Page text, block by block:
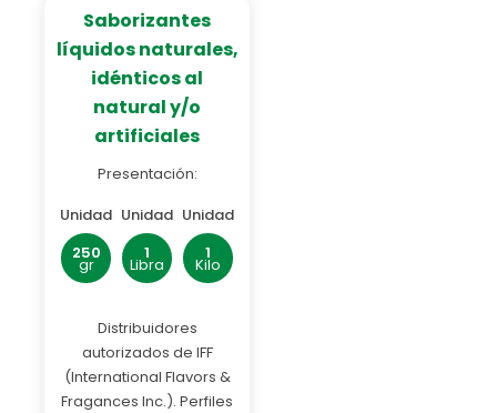
Saborizantes
líquidos naturales,
idénticos al
natural y/o
artificiales
Presentación:
Unidad
250
gr
Unidad
1
Libra
Unidad
1
Kilo
Distribuidores
autorizados de IFF
(International Flavors &
Fragances Inc.). Perfiles